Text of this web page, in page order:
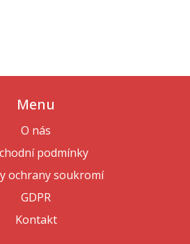
Menu
O nás
podmínky
ochrany soukromí
GDPR
Kontakt